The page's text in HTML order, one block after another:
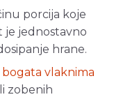
porcija koje
je jednostavno
hrane.
bogata vlaknima
zobenih